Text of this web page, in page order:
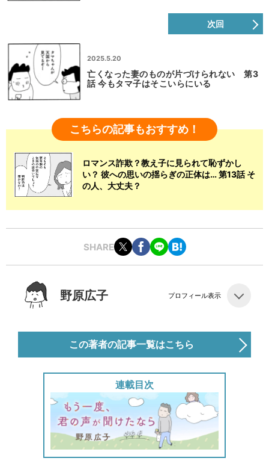
次回
2025.5.20
亡くなった妻のものが片づけられない 第3
話 今もタマ子はそこいらにいる
こちらの記事もおすすめ！
ロマンス詐欺？教え子に見られて恥ずかし
い？ 彼への思いの揺らぎの正体は… 第13話 そ
の人、大丈夫？
SHARE
野原広子 プロフィール表示
この著者の記事一覧はこちら
連載目次